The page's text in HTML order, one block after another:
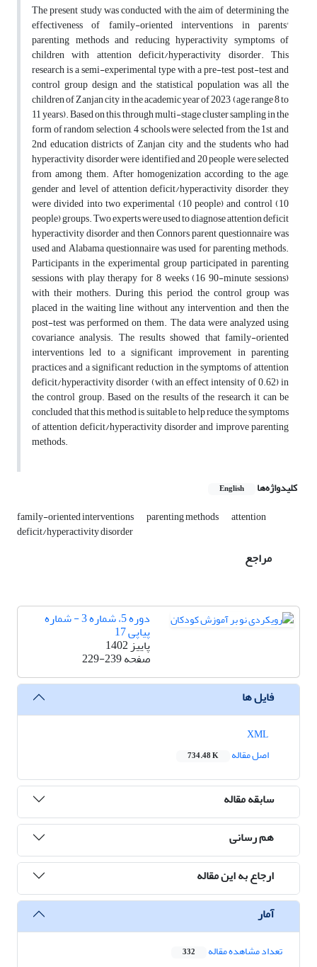
The present study was conducted with the aim of determining the
effectiveness of family-oriented interventions in parents'
parenting methods and reducing hyperactivity symptoms of
children with attention deficit/hyperactivity disorder. This
research is a semi-experimental type with a pre-test, post-test and
control group design, and the statistical population was all the
children of Zanjan city in the academic year of 2023 (age range 8 to
11 years). Based on this, through multi-stage cluster sampling in the
form of random selection, 4 schools were selected from the 1st and
2nd education districts of Zanjan city and the students who had
hyperactivity disorder were identified and 20 people were selected
from among them. After homogenization according to the age,
gender and level of attention deficit/hyperactivity disorder, they
were divided into two experimental (10 people) and control (10
people) groups. Two experts were used to diagnose attention deficit
hyperactivity disorder and then Connors parent questionnaire was
used and Alabama questionnaire was used for parenting methods.
Participants in the experimental group participated in parenting
sessions with play therapy for 8 weeks (16 90-minute sessions)
with their mothers. During this period, the control group was
placed in the waiting line without any intervention, and then the
post-test was performed on them. The data were analyzed using
covariance analysis. The results showed that family-oriented
interventions led to a significant improvement in parenting
practices and a significant reduction in the symptoms of attention
deficit/hyperactivity disorder (with an effect intensity of 0.62) in
the control group. Based on the results of the research, it can be
concluded that this method is suitable to help reduce the symptoms
of attention deficit/hyperactivity disorder and improve parenting
methods.
کلیدواژه‌ها English
family-oriented interventions parenting methods attention
deficit/hyperactivity disorder
مراجع
دوره 5، شماره 3 - شماره
پیاپی 17
پاییز 1402
صفحه229-239
فایل ها
اصل مقاله
734.48 K
سابقه مقاله
هم رسانی
ارجاع به این مقاله
آمار
تعداد مشاهده مقاله 332